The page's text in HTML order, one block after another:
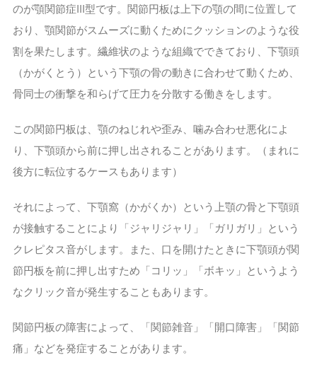
のが顎関節症III型です。関節円板は上下の顎の間に位置して
おり、顎関節がスムーズに動くためにクッションのような役
割を果たします。繊維状のような組織でできており、下顎頭
（かがくとう）という下顎の骨の動きに合わせて動くため、
骨同士の衝撃を和らげて圧力を分散する働きをします。
この関節円板は、顎のねじれや歪み、噛み合わせ悪化によ
り、下顎頭から前に押し出されることがあります。（まれに
後方に転位するケースもあります）
それによって、下顎窩（かがくか）という上顎の骨と下顎頭
が接触することにより「ジャリジャリ」「ガリガリ」という
クレピタス音がします。また、口を開けたときに下顎頭が関
節円板を前に押し出すため「コリッ」「ボキッ」というよう
なクリック音が発生することもあります。
関節円板の障害によって、「関節雑音」「開口障害」「関節
痛」などを発症することがあります。